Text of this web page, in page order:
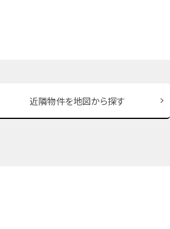
近隣物件を地図から探す